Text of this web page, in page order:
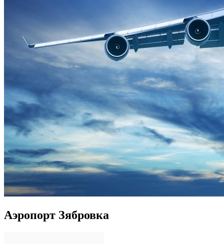
Аэропорт Зябровка